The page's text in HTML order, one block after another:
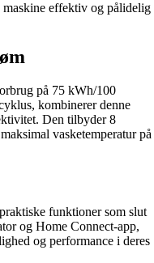
maskine effektiv og pålidelig
på 75 kWh/100
kombinerer denne
Den tilbyder 8
vasketemperatur på
funktioner som slut
og Home Connect-app,
og performance i deres